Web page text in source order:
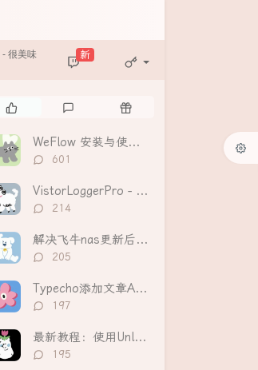
- 很美味 新
文
章
评
随
WeFlow 安装与使用教程：分析导出微信聊天记录，生成可视化年度报告
评
数：
601
VistorLoggerPro - Typecho访客统计和趋势分析插件
评
数：
214
解决飞牛nas更新后提示“数据库读写错误”无法挂载硬盘
评
数：
205
Typecho添加文章AI摘要功能（Handsome等全主题适配）
评
数：
197
最新教程：使用UnlockMusic解锁主流音乐平台VIP歌曲的加密保护
评
195